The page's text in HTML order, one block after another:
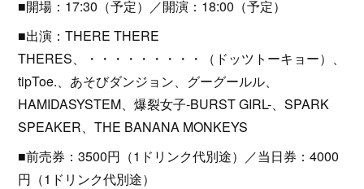
■開場：17:30（予定）／開演：18:00（予定）
■出演：THERE THERE
THERES、・・・・・・・・・（ドッツトーキョー）、
tipToe.、あそびダンジョン、グーグールル、
HAMIDASYSTEM、爆裂女子-BURST GIRL-、SPARK
SPEAKER、THE BANANA MONKEYS
■前売券：3500円（1ドリンク代別途）／当日券：4000
円（1ドリンク代別途）